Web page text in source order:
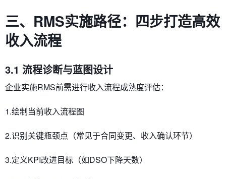
三、RMS实施路径：四步打造高效
收入流程
3.1 流程诊断与蓝图设计
企业实施RMS前需进行​​收入流程成熟度评估​​：
1.绘制当前收入流程图
2.识别关键瓶颈点（常见于合同变更、收入确认环节）
3.定义KPI改进目标（如DSO下降天数）